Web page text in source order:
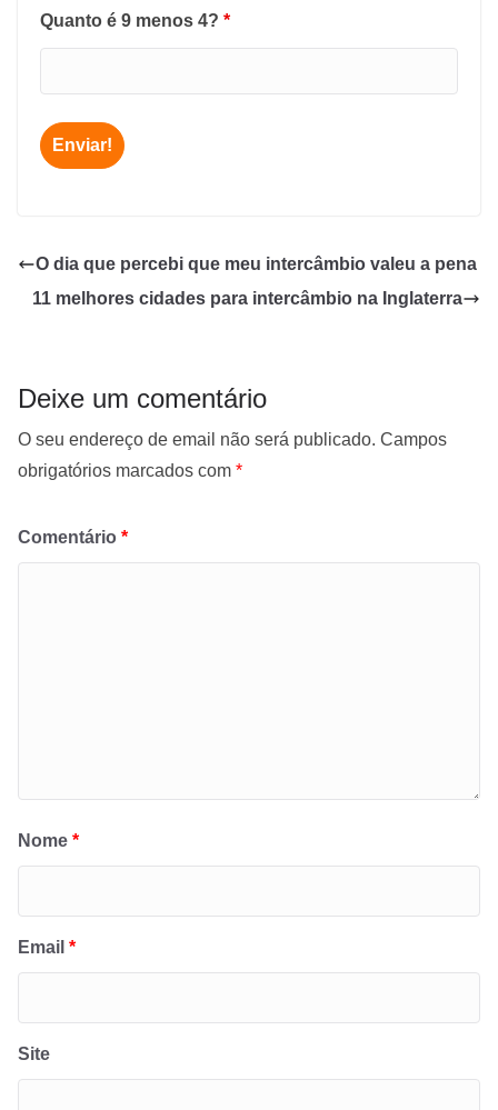
Quanto é 9 menos 4? *
O dia que percebi que meu intercâmbio valeu a pena
11 melhores cidades para intercâmbio na Inglaterra
Deixe um comentário
O seu endereço de email não será publicado. Campos
obrigatórios marcados com *
Comentário *
Nome *
Email *
Site